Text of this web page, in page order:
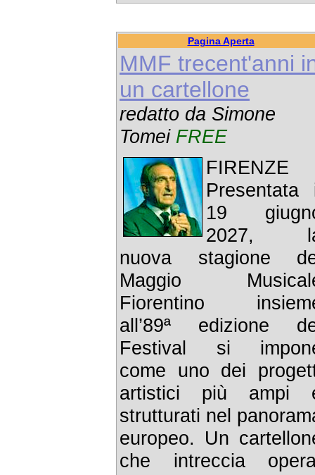
Pagina Aperta
MMF trecent'anni
un cartellone
redatto da Simone
Tomei FREE
FIRENZE
Presentata
19
2027,
nuova stagione
Maggio
Fiorentino
all’89ª edizione
Festival si
come uno dei
artistici più ampi
strutturati nel
europeo. Un
che intreccia